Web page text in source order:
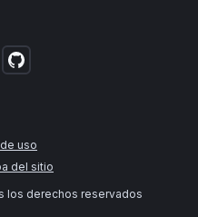
uso
del sitio
los derechos reservados